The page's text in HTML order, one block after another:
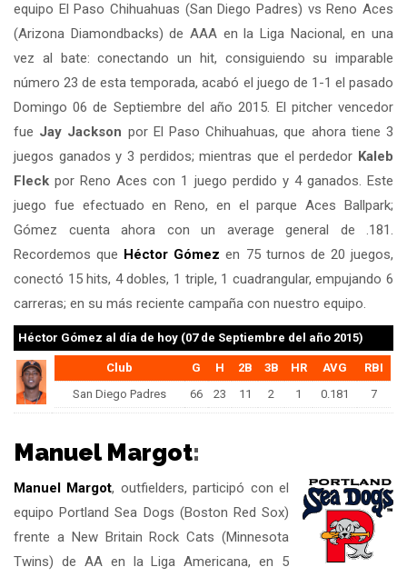
equipo El Paso Chihuahuas (San Diego Padres) vs Reno Aces
(Arizona Diamondbacks) de AAA en la Liga Nacional, en una
vez al bate: conectando un hit, consiguiendo su imparable
número 23 de esta temporada, acabó el juego de 1-1 el pasado
Domingo 06 de Septiembre del año 2015. El pitcher vencedor
fue Jay Jackson por El Paso Chihuahuas, que ahora tiene 3
juegos ganados y 3 perdidos; mientras que el perdedor Kaleb
Fleck por Reno Aces con 1 juego perdido y 4 ganados. Este
juego fue efectuado en Reno, en el parque Aces Ballpark;
Gómez cuenta ahora con un average general de .181.
Recordemos que Héctor Gómez en 75 turnos de 20 juegos,
conectó 15 hits, 4 dobles, 1 triple, 1 cuadrangular, empujando 6
carreras; en su más reciente campaña con nuestro equipo.
Héctor Gómez al día de hoy (07 de Septiembre del año 2015)
Club G H 2B 3B HR AVG
RBI
San Diego Padres
66 23 11 2 1 0.181 7
Manuel Margot:
Manuel Margot, outfielders, participó con el
equipo Portland Sea Dogs (Boston Red Sox)
frente a New Britain Rock Cats (Minnesota
Twins) de AA en la Liga Americana, en 5